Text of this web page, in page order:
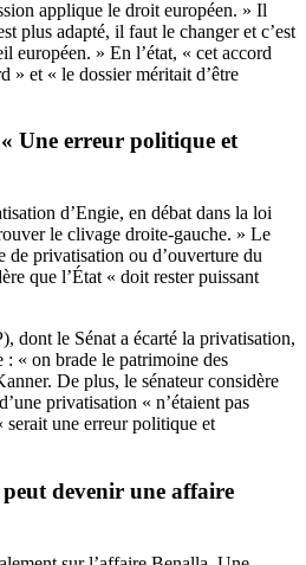
applique le droit européen. » Il
plus adapté, il faut le changer et c’est
européen. » En l’état, « cet accord
» et « le dossier méritait d’être
Une erreur politique et
d’Engie, en débat dans la loi
le clivage droite-gauche. » Le
de privatisation ou d’ouverture du
que l’État « doit rester puissant
dont le Sénat a écarté la privatisation,
: « on brade le patrimoine des
De plus, le sénateur considère
privatisation « n’étaient pas
serait une erreur politique et
devenir une affaire